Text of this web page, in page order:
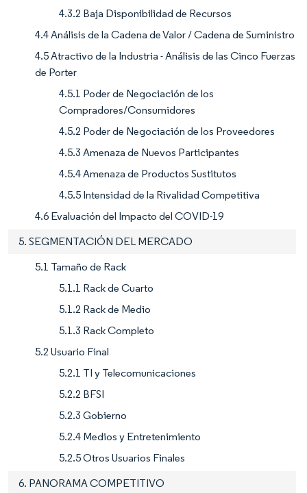
4.3.2 Baja Disponibilidad de Recursos
4.4 Análisis de la Cadena de Valor / Cadena de Suministro
4.5 Atractivo de la Industria - Análisis de las Cinco Fuerzas
de Porter
4.5.1 Poder de Negociación de los
Compradores/Consumidores
4.5.2 Poder de Negociación de los Proveedores
4.5.3 Amenaza de Nuevos Participantes
4.5.4 Amenaza de Productos Sustitutos
4.5.5 Intensidad de la Rivalidad Competitiva
4.6 Evaluación del Impacto del COVID-19
5. SEGMENTACIÓN DEL MERCADO
5.1 Tamaño de Rack
5.1.1 Rack de Cuarto
5.1.2 Rack de Medio
5.1.3 Rack Completo
5.2 Usuario Final
5.2.1 TI y Telecomunicaciones
5.2.2 BFSI
5.2.3 Gobierno
5.2.4 Medios y Entretenimiento
5.2.5 Otros Usuarios Finales
6. PANORAMA COMPETITIVO